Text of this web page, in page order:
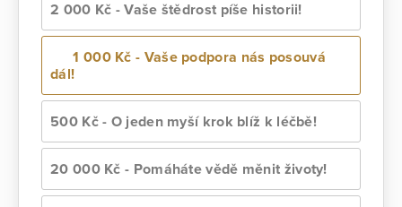
2 000 Kč - Vaše štědrost píše historii!
1 000 Kč - Vaše podpora nás posouvá
dál!
500 Kč - O jeden myší krok blíž k léčbě!
20 000 Kč - Pomáháte vědě měnit životy!